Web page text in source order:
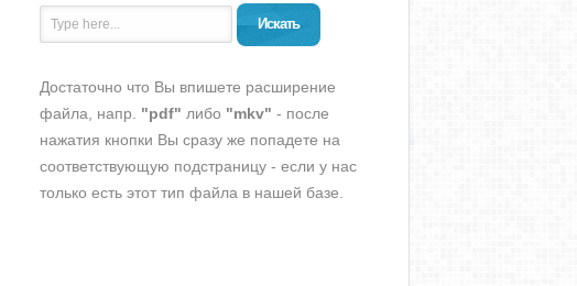
Искать
Достаточно что Вы впишете расширение
файла, напр. "pdf" либо "mkv" - после
нажатия кнопки Вы сразу же попадете на
соответствующую подстраницу - если у нас
только есть этот тип файла в нашей базе.